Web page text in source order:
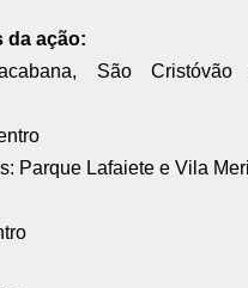
da ação:
São
Parque Lafaiete e Vila